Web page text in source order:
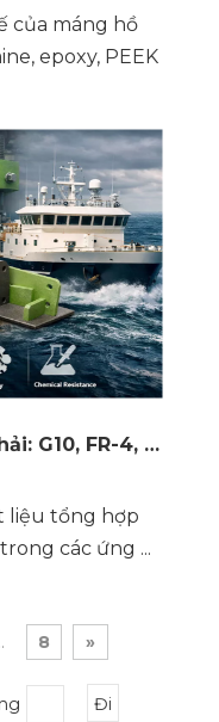
của máng hồ
epoxy, PEEK
Vật liệu composite hàng hải: G10, FR-4, G11 và EPGM203 cải thiện độ tin cậy của tàu như thế nào
liệu tổng hợp
trong các ứng ...
8 »
Đi